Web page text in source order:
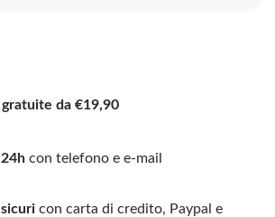
gratuite da €19,90
con telefono e e-mail
con carta di credito, Paypal e